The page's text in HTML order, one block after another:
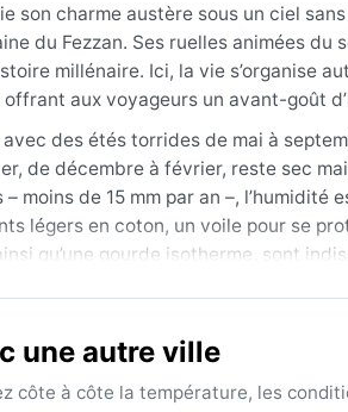
charme austère sous un ciel
du Fezzan. Ses ruelles animées
millénaire. Ici, la vie s’organise
aux voyageurs un avant-goût
des étés torrides de mai à
de décembre à février, reste sec
moins de 15 mm par an –, l’humidité
légers en coton, un voile pour se
qu’une gourde isotherme, sont
à mars, quand les journées sont
sud, peut faire grimper le
en torrents éphémères. Cette aridité
une autre ville
côte à côte la température, les